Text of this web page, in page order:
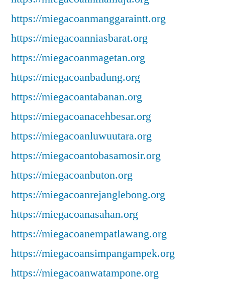
https://miegacoanmanggaraintt.org
https://miegacoanniasbarat.org
https://miegacoanmagetan.org
https://miegacoanbadung.org
https://miegacoantabanan.org
https://miegacoanacehbesar.org
https://miegacoanluwuutara.org
https://miegacoantobasamosir.org
https://miegacoanbuton.org
https://miegacoanrejanglebong.org
https://miegacoanasahan.org
https://miegacoanempatlawang.org
https://miegacoansimpangampek.org
https://miegacoanwatampone.org